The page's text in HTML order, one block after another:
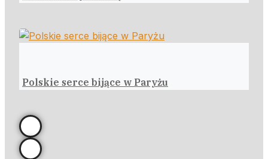
Polskie serce bijące w Paryżu